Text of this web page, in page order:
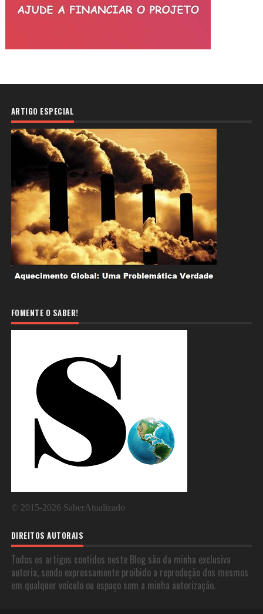
ARTIGO ESPECIAL
FOMENTE O SABER!
© 2015-2026 SaberAtualizado
DIREITOS AUTORAIS
Todos os artigos contidos neste Blog são da minha exclusiva
autoria, sendo expressamente proibido a reprodução dos mesmos
em qualquer veículo ou espaço sem a minha autorização.